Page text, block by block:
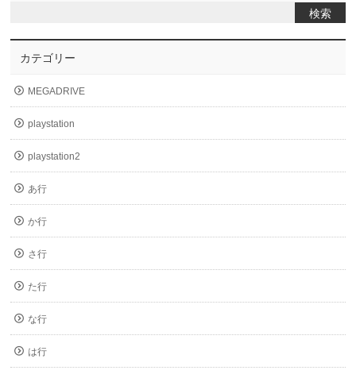
カテゴリー
MEGADRIVE
playstation
playstation2
あ行
か行
さ行
た行
な行
は行